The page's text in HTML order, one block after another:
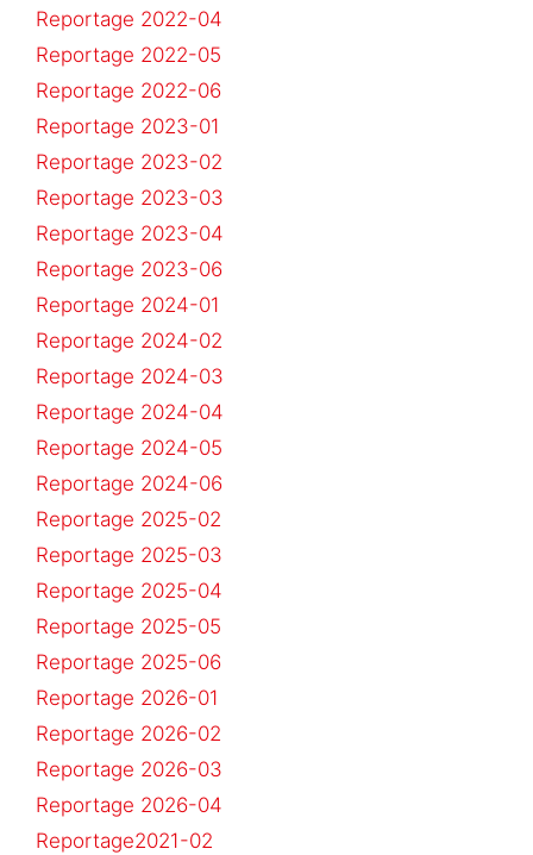
Reportage 2022-04
Reportage 2022-05
Reportage 2022-06
Reportage 2023-01
Reportage 2023-02
Reportage 2023-03
Reportage 2023-04
Reportage 2023-06
Reportage 2024-01
Reportage 2024-02
Reportage 2024-03
Reportage 2024-04
Reportage 2024-05
Reportage 2024-06
Reportage 2025-02
Reportage 2025-03
Reportage 2025-04
Reportage 2025-05
Reportage 2025-06
Reportage 2026-01
Reportage 2026-02
Reportage 2026-03
Reportage 2026-04
Reportage2021-02